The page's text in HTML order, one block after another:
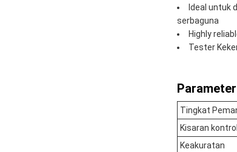
Ideal untuk
serbaguna
Highly
Tester
Tingkat
Kisaran
Keakuratan